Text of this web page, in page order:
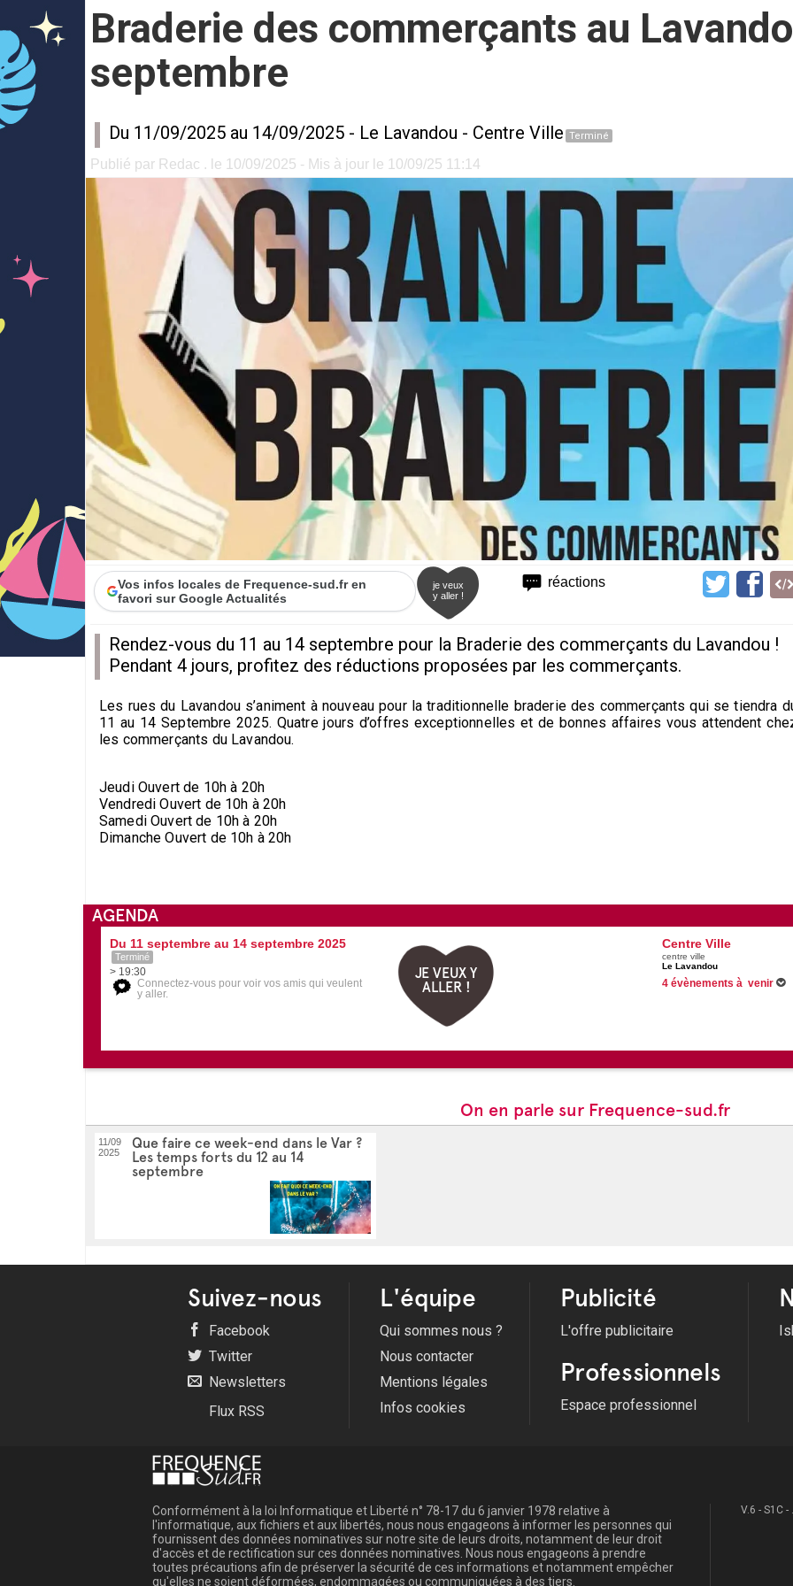
Braderie des commerçants au
septembre
Du 11/09/2025 au 14/09/2025 - Le Lavandou - Centre Ville Terminé
Publié par Redac . le 10/09/2025 - Mis à jour le 10/09/25 11:14
réactions
Vos infos locales de Frequence-sud.fr en
favori sur Google Actualités
je veux
y aller !
Rendez-vous du 11 au 14 septembre pour la Braderie des commerçants du Lavandou !
Pendant 4 jours, profitez des réductions proposées par les commerçants.
Les rues du Lavandou s’animent à nouveau pour la traditionnelle braderie des commerçants qui se tiendra
11 au 14 Septembre 2025. Quatre jours d’offres exceptionnelles et de bonnes affaires vous attendent
les commerçants du Lavandou.
Jeudi Ouvert de 10h à 20h
Vendredi Ouvert de 10h à 20h
Samedi Ouvert de 10h à 20h
Dimanche Ouvert de 10h à 20h
AGENDA
Du 11 septembre au 14 septembre 2025
Terminé
> 19:30
Connectez-vous pour voir vos amis qui veulent
y aller.
JE VEUX Y
ALLER !
Centre Ville
centre ville
Le Lavandou
4 évènements à venir
On en parle sur Frequence-sud.fr
11/09
2025
Que faire ce week-end dans le Var ?
Les temps forts du 12 au 14
septembre
Suivez-nous
Facebook
Twitter
Newsletters
Flux RSS
L'équipe
Qui sommes nous ?
Nous contacter
Mentions légales
Infos cookies
Publicité
L'offre publicitaire
Professionnels
Espace professionnel
Conformément à la loi Informatique et Liberté n° 78-17 du 6 janvier 1978 relative à
l'informatique, aux fichiers et aux libertés, nous nous engageons à informer les personnes qui
fournissent des données nominatives sur notre site de leurs droits, notamment de leur droit
d'accès et de rectification sur ces données nominatives. Nous nous engageons à prendre
toutes précautions afin de préserver la sécurité de ces informations et notamment empêcher
qu'elles ne soient déformées, endommagées ou communiquées à des tiers.
V.6 - S1C